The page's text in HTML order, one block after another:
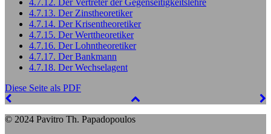
4.7.12. Der Vertreter der Gegenseitigkeitslehre
4.7.13. Der Zinstheoretiker
4.7.14. Der Krisentheoretiker
4.7.15. Der Werttheoretiker
4.7.16. Der Lohntheoretiker
4.7.17. Der Bankmann
4.7.18. Der Wechselagent
Diese Seite als PDF
© 2024 Pavitro Th. Papadopoulos